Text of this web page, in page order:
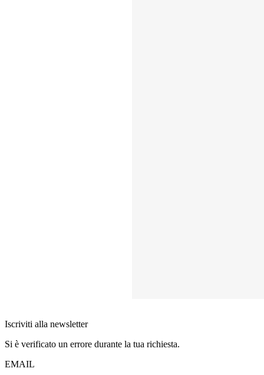
Iscriviti alla newsletter
Si è verificato un errore durante la tua richiesta.
EMAIL